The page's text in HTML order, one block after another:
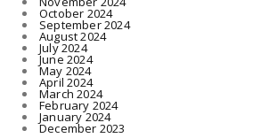
October 2024
September 2024
August 2024
July 2024
June 2024
May 2024
April 2024
March 2024
February 2024
January 2024
December 2023